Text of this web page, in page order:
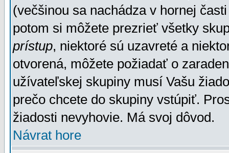
(večšinou sa nachádza v hornej
potom si môžete prezrieť všetky
prístup, niektoré sú uzavreté a
otvorená, môžete požiadať o
užívateľskej skupiny musí Vašu
prečo chcete do skupiny vstúpiť.
žiadosti nevyhovie. Má svoj dôvod.
Návrat hore